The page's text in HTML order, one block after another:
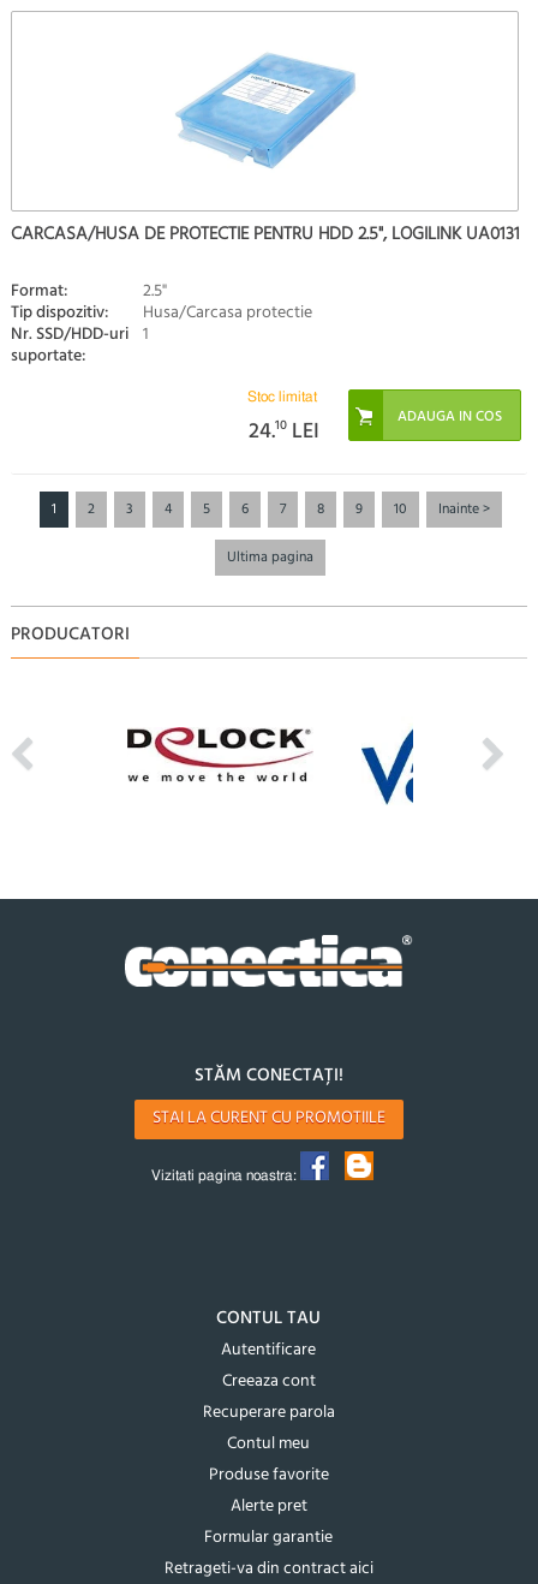
CARCASA/HUSA DE PROTECTIE PENTRU HDD 2.5", LOGILINK UA0131
Format: 2.5"
Tip dispozitiv: Husa/Carcasa protectie
Nr. SSD/HDD-uri
suportate:
1
Stoc limitat
24.10 LEI
1 2 3 4 5 6 7 8 9 10
Inainte >
Ultima pagina
PRODUCATORI
STĂM CONECTAȚI!
STAI LA CURENT CU PROMOTIILE
Vizitati pagina noastra:
CONTUL TAU
Autentificare
Creeaza cont
Recuperare parola
Contul meu
Produse favorite
Alerte pret
Formular garantie
Retrageti-va din contract aici